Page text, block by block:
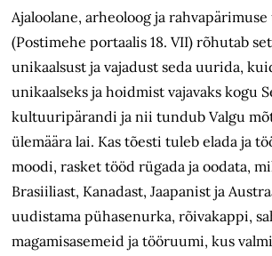
Ajaloolane, arheoloog ja
(Postimehe portaalis 18. VII) rõhutab
unikaalsust ja vajadust seda uurida,
unikaalseks ja hoidmist vajavaks kogu
kultuuripärandi ja nii tundub Valgu
ülemäära lai. Kas tõesti tuleb elada ja
moodi, rasket tööd rügada ja oodata,
Brasiiliast, Kanadast, Jaapanist ja
uudistama pühasenurka, rõivakappi,
magamisasemeid ja tööruumi, kus